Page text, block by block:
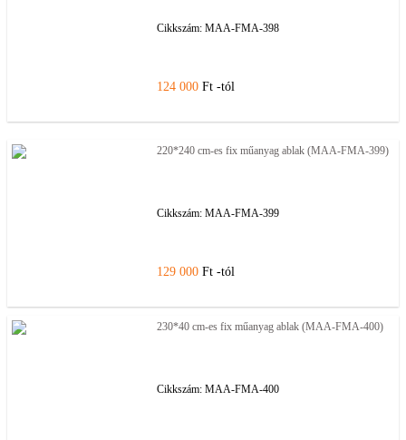
Cikkszám: MAA-FMA-398
124 000 Ft -tól
220*240 cm-es fix műanyag ablak (MAA-FMA-399)
Cikkszám: MAA-FMA-399
129 000 Ft -tól
230*40 cm-es fix műanyag ablak (MAA-FMA-400)
Cikkszám: MAA-FMA-400